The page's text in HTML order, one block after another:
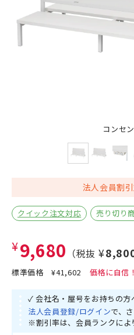
コンセ
法人会員割
クイック注文対応 売り切り
¥9,680 （税抜
標準価格¥41,602
✓ 会社名・屋号をお持ちの方
法人会員登録/ログインで、
※割引率は、会員ランクによ